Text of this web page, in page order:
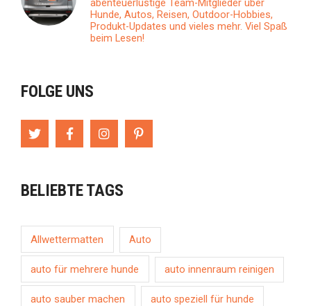
abenteuerlustige Team-Mitglieder über
Hunde, Autos, Reisen, Outdoor-Hobbies,
Produkt-Updates und vieles mehr. Viel Spaß
beim Lesen!
FOLGE UNS
BELIEBTE TAGS
Allwettermatten Auto
auto für mehrere hunde auto innenraum reinigen
auto sauber machen auto speziell für hunde